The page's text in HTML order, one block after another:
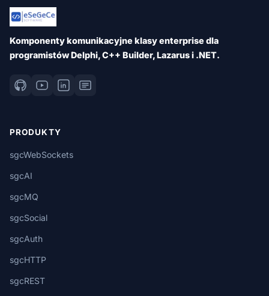
Komponenty komunikacyjne klasy enterprise dla
programistów Delphi, C++ Builder, Lazarus i .NET.
PRODUKTY
sgcWebSockets
sgcAI
sgcMQ
sgcSocial
sgcAuth
sgcHTTP
sgcREST